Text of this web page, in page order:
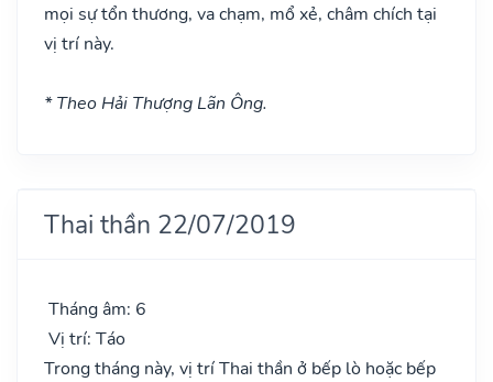
mọi sự tổn thương, va chạm, mổ xẻ, châm chích tại
vị trí này.
* Theo Hải Thượng Lãn Ông.
Thai thần 22/07/2019
Tháng âm: 6
Vị trí: Táo
Trong tháng này, vị trí Thai thần ở bếp lò hoặc bếp